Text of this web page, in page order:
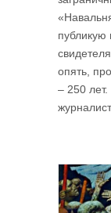
публикую
опять,
– 250